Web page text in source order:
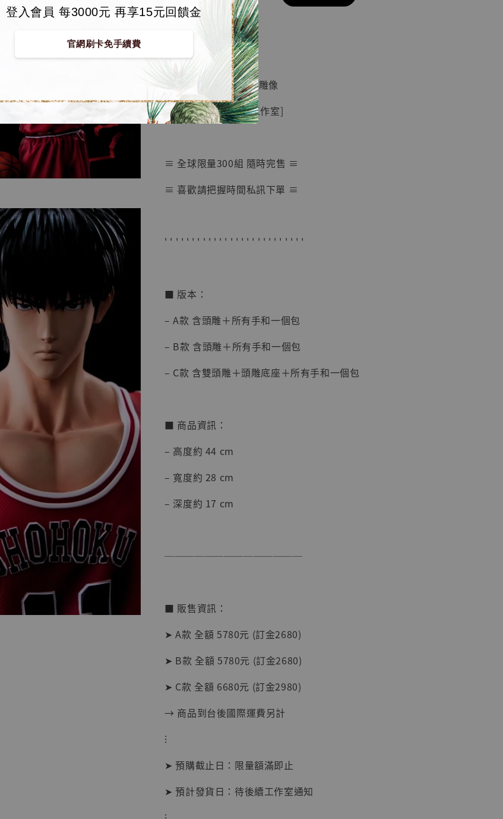
登入會員 每3000元 再享15元回饋金
官網刷卡免手續費
【店內現貨】七龍珠
系列蒐藏雕像 悟空
鳥山明紀念款 [奇蹟
工作室]
NT$ 4,280
NT$ 5,580
-
加購優惠【海賊王 布魯克達摩 [7STARS Studio]】
【店內現貨】海賊王
系列蒐藏雕像 布魯
克達摩 [7STARS
NT$ 1,870
【現貨】
BJSTUDIO 1/6系列
可動蒐藏人偶 讓子
彈飛 鵝城縣長 張麻
NT$ 5,300
- +
🏝【無人島玩具】
■ 灌籃高手 站姿系列雕像
➤ 流川楓 [模玩殿堂工作室]
≡ 全球限量300組 隨時完售 ≡
≡ 喜歡請把握時間私訊下單 ≡
' ' ' ' ' ' ' ' ' ' ' ' ' ' ' ' ' ' ' ' ' ' ' ' ' '
■ 版本：
– A款 含頭雕＋所有手和一個包
– B款 含頭雕＋所有手和一個包
– C款 含雙頭雕＋頭雕底座＋所有手和一個包
■ 商品資訊：
– 高度約 44 cm
– 寬度約 28 cm
– 深度約 17 cm
──────────────
■ 販售資訊：
➤ A款 全額 5780元 (訂金2680)
➤ B款 全額 5780元 (訂金2680)
➤ C款 全額 6680元 (訂金2980)
→ 商品到台後國際運費另計
⁝
➤ 預購截止日：限量額滿即止
➤ 預計發貨日：待後續工作室通知